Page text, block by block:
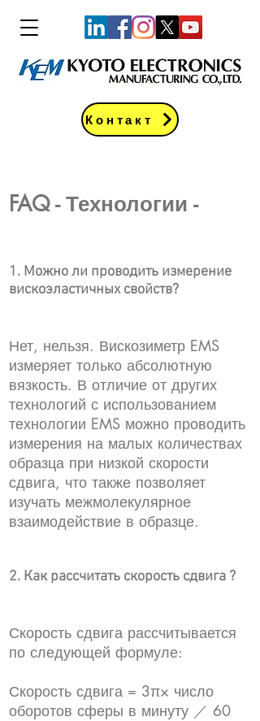
Контакт
FAQ - Технологии -
1. Можно ли проводить измерение
вискоэластичных свойств?
Нет, нельзя. Вискозиметр EMS
измеряет только абсолютную
вязкость. В отличие от других
технологий с использованием
технологии EMS можно проводить
измерения на малых количествах
образца при низкой скорости
сдвига, что также позволяет
изучать межмолекулярное
взаимодействие в образце.
2. Как рассчитать скорость сдвига ?
Скорость сдвига рассчитывается
по следующей формуле:
Скорость сдвига = 3π× число
оборотов сферы в минуту ／ 60